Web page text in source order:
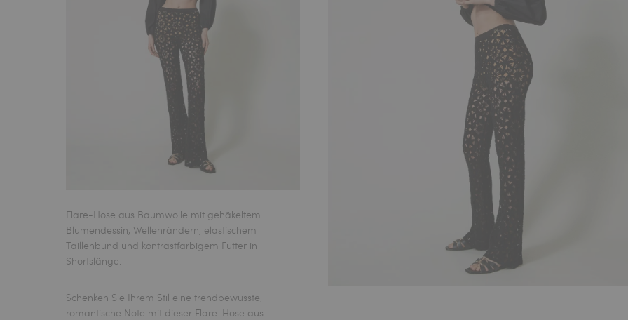
Flare-Hose aus Baumwolle mit gehäkeltem
Blumendessin, Wellenrändern, elastischem
Taillenbund und kontrastfarbigem Futter in
Shortslänge.
Schenken Sie Ihrem Stil eine trendbewusste,
romantische Note mit dieser Flare-Hose aus